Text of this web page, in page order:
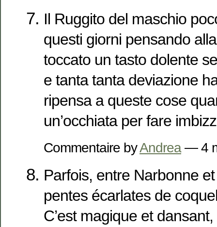
Il Ruggito del maschio
questi giorni pensando
toccato un tasto dolente
e tanta tanta deviazione
ripensa a queste cose
un’occhiata per fare
Commentaire byAndrea— 4
Parfois, entre Narbonne
pentes écarlates de
C’est magique et